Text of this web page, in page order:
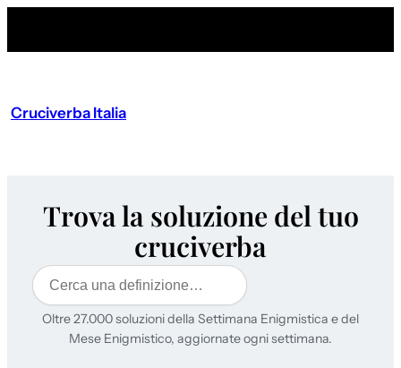
Cruciverba Italia
Trova la soluzione del tuo
cruciverba
Cerca
Oltre 27.000 soluzioni della Settimana Enigmistica e del
Mese Enigmistico, aggiornate ogni settimana.